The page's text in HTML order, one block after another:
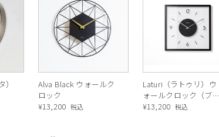
Alva Black ウォールク
ロック
¥13,200 税込
Laturi（ラトゥリ）ウ
ォールクロック（ブラ
ック）
¥13,200 税込